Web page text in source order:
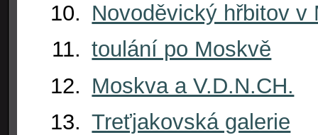
Novoděvický hřbitov v
toulání po Moskvě
Moskva a V.D.N.CH.
Treťjakovská galerie